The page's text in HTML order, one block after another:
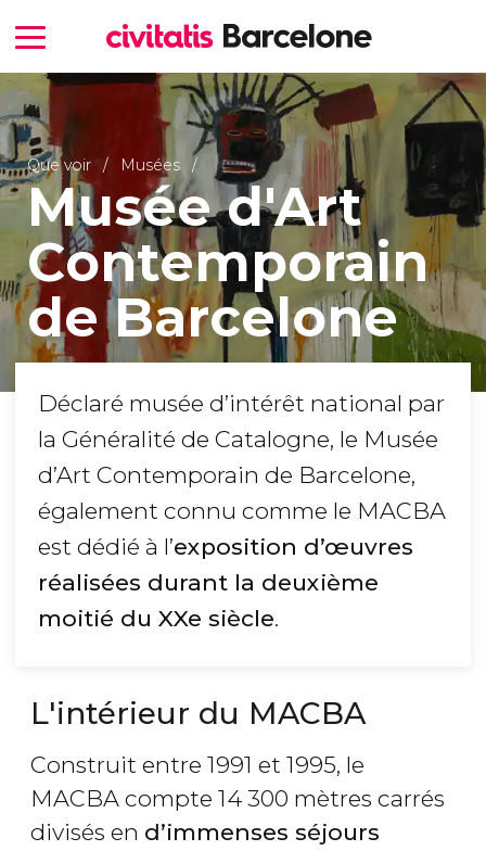
Que voir Musées
Musée d'Art
Contemporain
de Barcelone
Déclaré musée d’intérêt national par
la Généralité de Catalogne, le Musée
d’Art Contemporain de Barcelone,
également connu comme le MACBA
est dédié à l’exposition d’œuvres
réalisées durant la deuxième
moitié du XXe siècle.
L'intérieur du MACBA
Construit entre 1991 et 1995, le
MACBA compte 14 300 mètres carrés
divisés en d’immenses séjours